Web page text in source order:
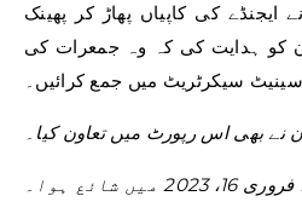
ایجنڈے کی کاپیاں پھاڑ کر پھینک
کو ہدایت کی کہ وہ جمعرات کی
سیکرٹریٹ میں جمع کرائیں۔
نے بھی اس رپورٹ میں تعاون کیا۔
2023 میں شائع ہوا۔